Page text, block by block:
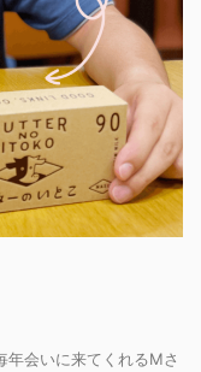
年会いに来てくれるMさ